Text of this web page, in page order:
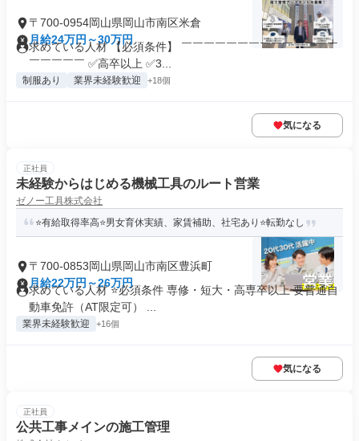
〒700-0954岡山県岡山市南区米倉
月給24万円～30万円
求めている人材 【必須条件】 ￣￣￣￣￣￣￣￣￣￣￣￣￣￣
￣￣￣￣￣ ✅高卒以上 ✅3...
制服あり 業界未経験歓迎 +18個
気になる
正社員
未経験からはじめる機械工具のルート営業
ゼノー工具株式会社
⭐有給取得率高⭐男女育休実績、家賃補助、社宅あり⭐転勤なし
〒700-0853岡山県岡山市南区豊浜町
月給22万円～26万円
求めている人材 ⭐必須条件 専修・短大・高専卒以上 要普通自
動車免許（AT限定可） ...
業界未経験歓迎 +16個
気になる
正社員
公共工事メインの施工管理